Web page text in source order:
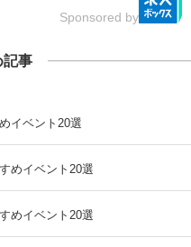
Sponsored by
記事
イベント20選
めイベント20選
めイベント20選